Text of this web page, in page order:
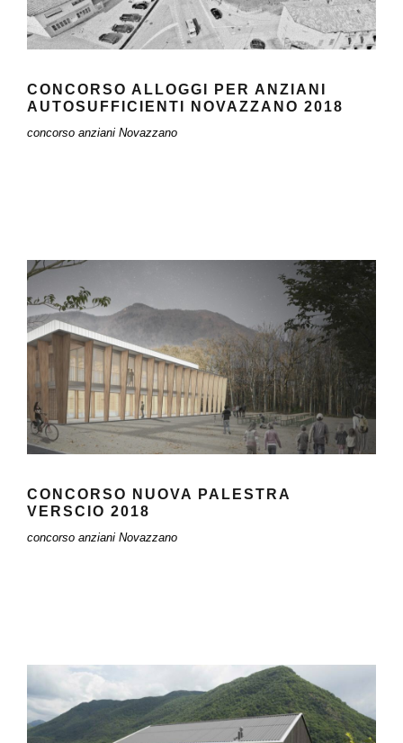
CONCORSO ALLOGGI PER ANZIANI
AUTOSUFFICIENTI NOVAZZANO 2018
concorso anziani Novazzano
CONCORSO NUOVA PALESTRA
VERSCIO 2018
concorso anziani Novazzano